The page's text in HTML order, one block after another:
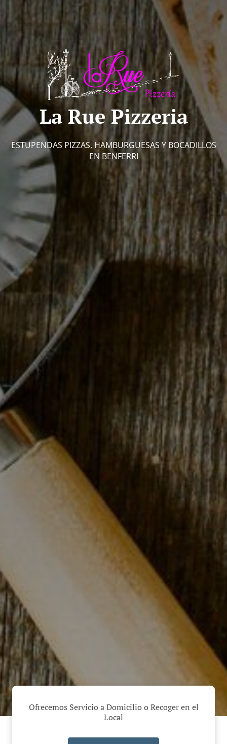
La Rue Pizzeria
ESTUPENDAS PIZZAS, HAMBURGUESAS Y BOCADILLOS
EN BENFERRI
Ofrecemos Servicio a Domicilio o Recoger en el
Local